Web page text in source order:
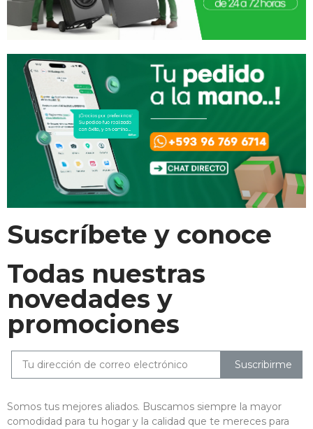
Suscríbete y conoce
Todas nuestras
novedades y
promociones
Suscribirme
Somos tus mejores aliados. Buscamos siempre la mayor
comodidad para tu hogar y la calidad que te mereces para